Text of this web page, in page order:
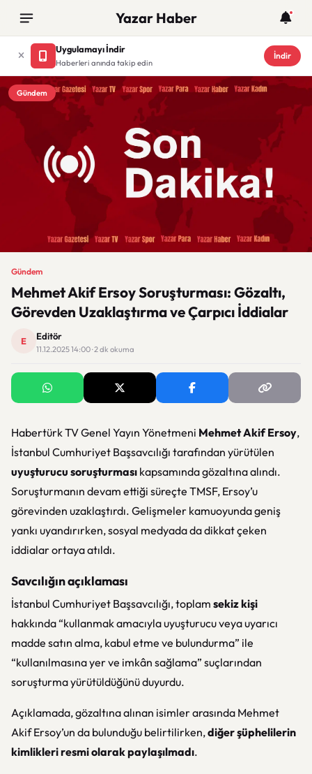
Yazar Haber
Uygulamayı İndir
Haberleri anında takip edin
İndir
Gündem
Gündem
Mehmet Akif Ersoy Soruşturması: Gözaltı,
Görevden Uzaklaştırma ve Çarpıcı İddialar
E Editör
11.12.2025 14:00 · 2 dk okuma
Habertürk TV Genel Yayın Yönetmeni Mehmet Akif Ersoy,
İstanbul Cumhuriyet Başsavcılığı tarafından yürütülen
uyuşturucu soruşturması kapsamında gözaltına alındı.
Soruşturmanın devam ettiği süreçte TMSF, Ersoy’u
görevinden uzaklaştırdı. Gelişmeler kamuoyunda geniş
yankı uyandırırken, sosyal medyada da dikkat çeken
iddialar ortaya atıldı.
Savcılığın açıklaması
İstanbul Cumhuriyet Başsavcılığı, toplam sekiz kişi
hakkında “kullanmak amacıyla uyuşturucu veya uyarıcı
madde satın alma, kabul etme ve bulundurma” ile
“kullanılmasına yer ve imkân sağlama” suçlarından
soruşturma yürütüldüğünü duyurdu.
Açıklamada, gözaltına alınan isimler arasında Mehmet
Akif Ersoy’un da bulunduğu belirtilirken,diğer şüphelilerin
kimlikleri resmi olarak paylaşılmadı.